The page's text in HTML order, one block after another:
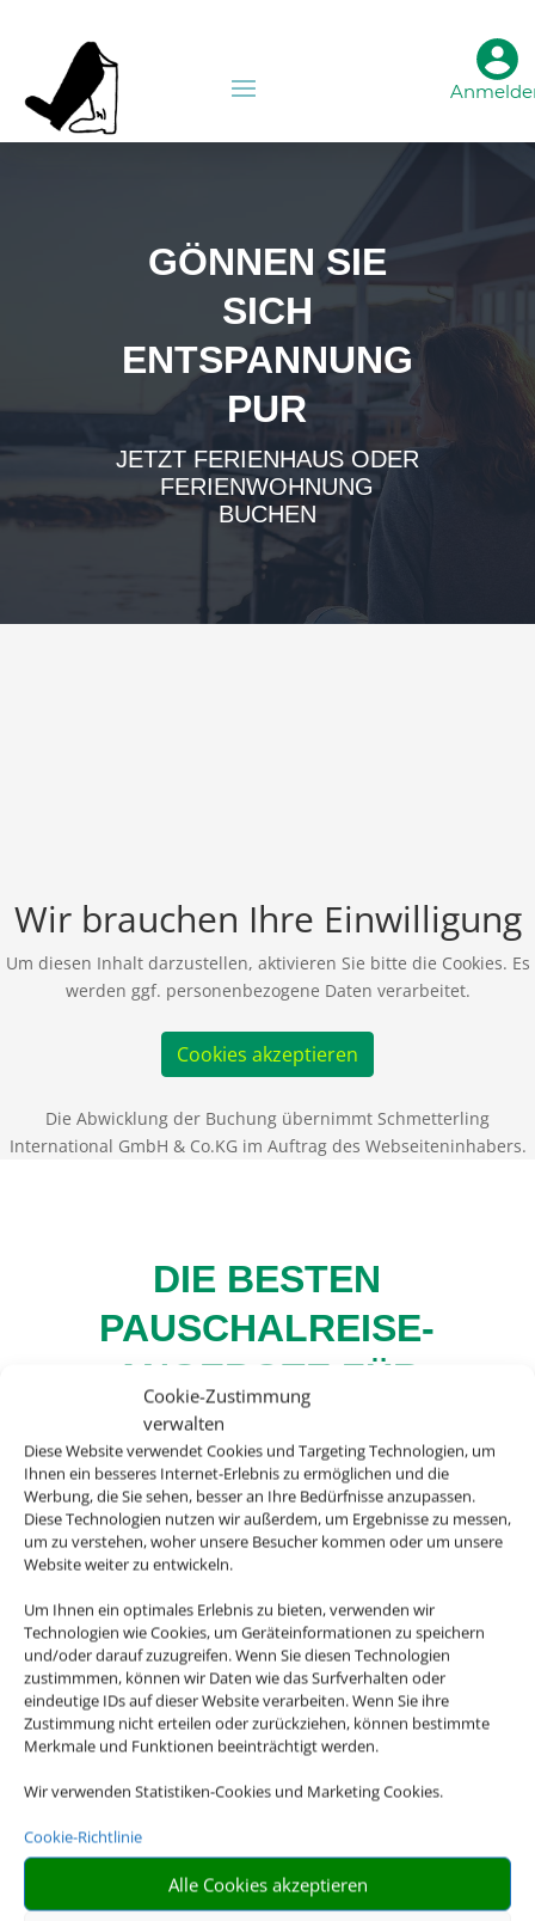
Cookie-Zustimmung
verwalten
Diese Website verwendet Cookies und Targeting Technologien, um
Ihnen ein besseres Internet-Erlebnis zu ermöglichen und die
Werbung, die Sie sehen, besser an Ihre Bedürfnisse anzupassen.
Diese Technologien nutzen wir außerdem, um Ergebnisse zu messen,
um zu verstehen, woher unsere Besucher kommen oder um unsere
Website weiter zu entwickeln.
Um Ihnen ein optimales Erlebnis zu bieten, verwenden wir
Technologien wie Cookies, um Geräteinformationen zu speichern
und/oder darauf zuzugreifen. Wenn Sie diesen Technologien
zustimmmen, können wir Daten wie das Surfverhalten oder
eindeutige IDs auf dieser Website verarbeiten. Wenn Sie ihre
Zustimmung nicht erteilen oder zurückziehen, können bestimmte
Merkmale und Funktionen beeinträchtigt werden.
Wir verwenden Statistiken-Cookies und Marketing Cookies.
Cookie-Richtlinie
Alle Cookies akzeptieren
GÖNNEN SIE
SICH
ENTSPANNUNG
PUR
JETZT FERIENHAUS ODER
FERIENWOHNUNG
BUCHEN
Wir brauchen Ihre Einwilligung
Um diesen Inhalt darzustellen, aktivieren Sie bitte die Cookies. Es
werden ggf. personenbezogene Daten verarbeitet.
Cookies akzeptieren
Die Abwicklung der Buchung übernimmt Schmetterling
International GmbH & Co.KG im Auftrag des Webseiteninhabers.
DIE BESTEN
PAUSCHALREISE-
ANGEBOTE FÜR
IHREN URLAUB
Sie wollen einen entspannten Urlaub mit
Ihren Liebsten genießen, viel Platz und Zeit
für sich haben? Mit einem Ferienhaus oder
einer Ferienwohnung haben Sie mehr
Freiheiten als in einem gewöhnlichen Hotel.
Egal ob es ein Strandurlaub in einer Finca
sein soll oder ob Sie mit Ihrem Hund die
Wälder erkunden wollen: Für nahezu alles
gibt es das passende Angebot.
Buchen Sie bei uns Ihren individuellen
Urlaub in Ferienhaus oder Ferienwohnung –
wir machen Ihren Traumurlaub möglich.